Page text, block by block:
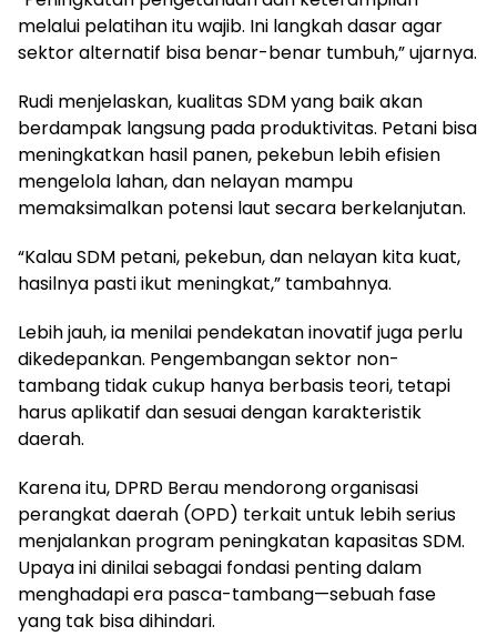
melalui pelatihan itu wajib. Ini langkah dasar agar
sektor alternatif bisa benar-benar tumbuh,” ujarnya.
Rudi menjelaskan, kualitas SDM yang baik akan
berdampak langsung pada produktivitas. Petani bisa
meningkatkan hasil panen, pekebun lebih efisien
mengelola lahan, dan nelayan mampu
memaksimalkan potensi laut secara berkelanjutan.
“Kalau SDM petani, pekebun, dan nelayan kita kuat,
hasilnya pasti ikut meningkat,” tambahnya.
Lebih jauh, ia menilai pendekatan inovatif juga perlu
dikedepankan. Pengembangan sektor non-
tambang tidak cukup hanya berbasis teori, tetapi
harus aplikatif dan sesuai dengan karakteristik
daerah.
Karena itu, DPRD Berau mendorong organisasi
perangkat daerah (OPD) terkait untuk lebih serius
menjalankan program peningkatan kapasitas SDM.
Upaya ini dinilai sebagai fondasi penting dalam
menghadapi era pasca-tambang—sebuah fase
yang tak bisa dihindari.